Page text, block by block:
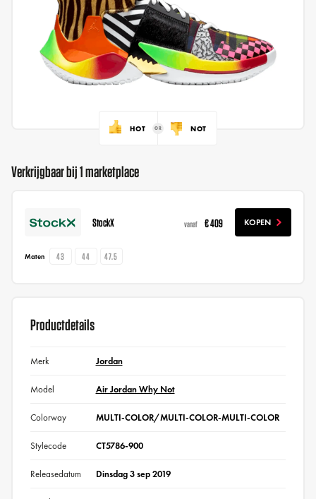
HOT NOT
Verkrijgbaar bij 1 marketplace
StockX vanaf € 409 KOPEN
Maten 43 44 47.5
Productdetails
Merk Jordan
Model Air Jordan Why Not
Colorway MULTI-COLOR/MULTI-COLOR-MULTI-COLOR
Stylecode CT5786-900
Releasedatum Dinsdag 3 sep 2019